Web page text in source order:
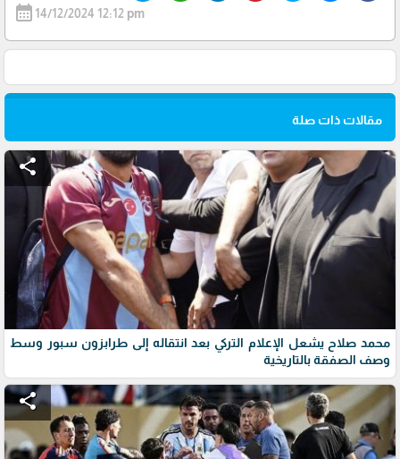
calendar_month 14/12/2024 12:12 pm
مقالات ذات صلة
share
محمد صلاح يشعل الإعلام التركي بعد انتقاله إلى طرابزون سبور وسط
وصف الصفقة بالتاريخية
share